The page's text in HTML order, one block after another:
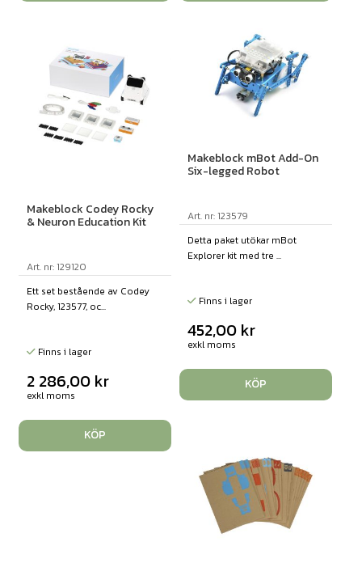
Makeblock Codey Rocky
& Neuron Education Kit
Art. nr: 129120
Ett set bestående av Codey
Rocky, 123577, oc...
Finns i lager
2 286,00 kr
exkl moms
KÖP
Makeblock mBot Add-On
Six-legged Robot
Art. nr: 123579
Detta paket utökar mBot
Explorer kit med tre ...
Finns i lager
452,00 kr
exkl moms
KÖP